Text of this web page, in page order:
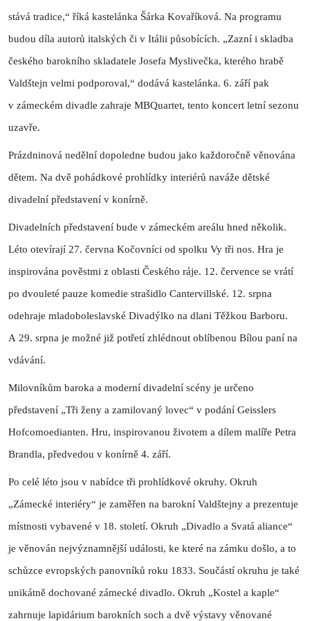
stává tradice,“ říká kastelánka Šárka Kovaříková. Na programu
budou díla autorů italských či v Itálii působících. „Zazní i skladba
českého barokního skladatele Josefa Myslivečka, kterého hrabě
Valdštejn velmi podporoval,“ dodává kastelánka. 6. září pak
v zámeckém divadle zahraje MBQuartet, tento koncert letní sezonu
uzavře.
Prázdninová nedělní dopoledne budou jako každoročně věnována
dětem. Na dvě pohádkové prohlídky interiérů naváže dětské
divadelní představení v konírně.
Divadelních představení bude v zámeckém areálu hned několik.
Léto otevírají 27. června Kočovníci od spolku Vy tři nos. Hra je
inspirována pověstmi z oblasti Českého ráje. 12. července se vrátí
po dvouleté pauze komedie strašidlo Cantervillské. 12. srpna
odehraje mladoboleslavské Divadýlko na dlani Těžkou Barboru.
A 29. srpna je možné již potřetí zhlédnout oblíbenou Bílou paní na
vdávání.
Milovníkům baroka a moderní divadelní scény je určeno
představení „Tři ženy a zamilovaný lovec“ v podání Geisslers
Hofcomoedianten. Hru, inspirovanou životem a dílem malíře Petra
Brandla, předvedou v konírně 4. září.
Po celé léto jsou v nabídce tři prohlídkové okruhy. Okruh
„Zámecké interiéry“ je zaměřen na barokní Valdštejny a prezentuje
místnosti vybavené v 18. století. Okruh „Divadlo a Svatá aliance“
je věnován nejvýznamnější události, ke které na zámku došlo, a to
schůzce evropských panovníků roku 1833. Součástí okruhu je také
unikátně dochované zámecké divadlo. Okruh „Kostel a kaple“
zahrnuje lapidárium barokních soch a dvě výstavy věnované